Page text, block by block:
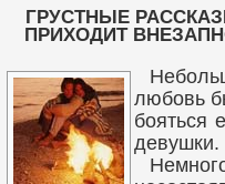
ГРУСТНЫЕ
ПРИХОДИТ
любовь
бояться
девушки.